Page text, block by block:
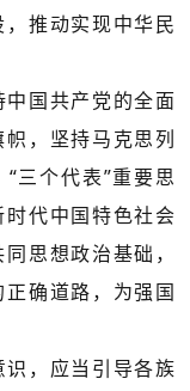
推动实现中华民
国共产党的全面
，坚持马克思列
三个代表”重要思
代中国特色社会
思想政治基础，
确道路，为强国
，应当引导各族